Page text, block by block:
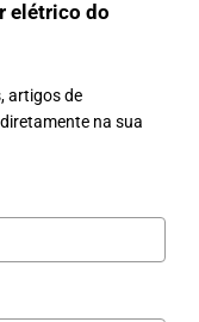
elétrico do
artigos de
na sua